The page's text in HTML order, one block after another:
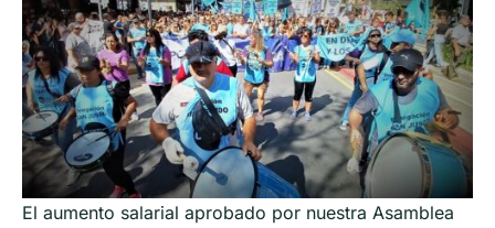
El aumento salarial aprobado por nuestra Asamblea